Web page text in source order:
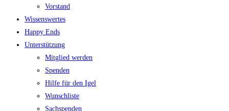
Vorstand
Wissenswertes
Happy Ends
Unterstützung
Mitglied werden
Spenden
Hilfe für den Igel
Wunschliste
Sachspenden